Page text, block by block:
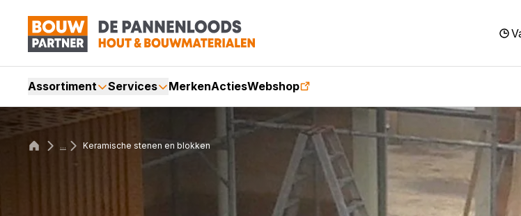
Assortiment Services MerkenActiesWebshop
... Keramische stenen en blokken